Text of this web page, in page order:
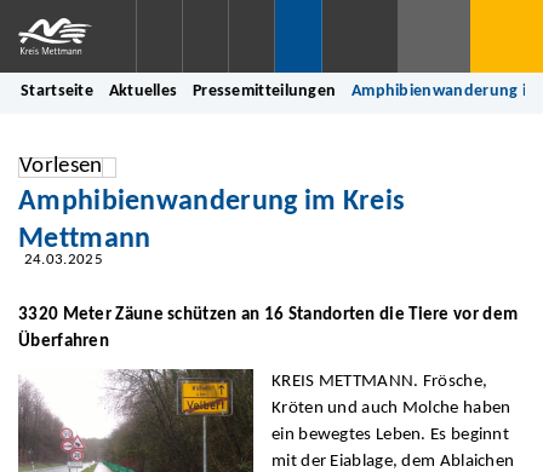
Startseite Aktuelles Pressemitteilungen Amphibienwanderung
Vorlesen
Amphibienwanderung im Kreis
Mettmann
24.03.2025
3320 Meter Zäune schützen an 16 Standorten die Tiere vor dem
Überfahren
KREIS METTMANN. Frösche,
Kröten und auch Molche haben
ein bewegtes Leben. Es beginnt
mit der Eiablage, dem Ablaichen